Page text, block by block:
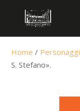
Home / Personaggi
S. Stefano».